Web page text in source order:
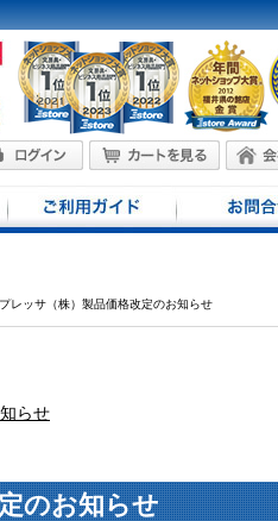
レッサ（株）製品価格改定のお知らせ
らせ
のお知らせ